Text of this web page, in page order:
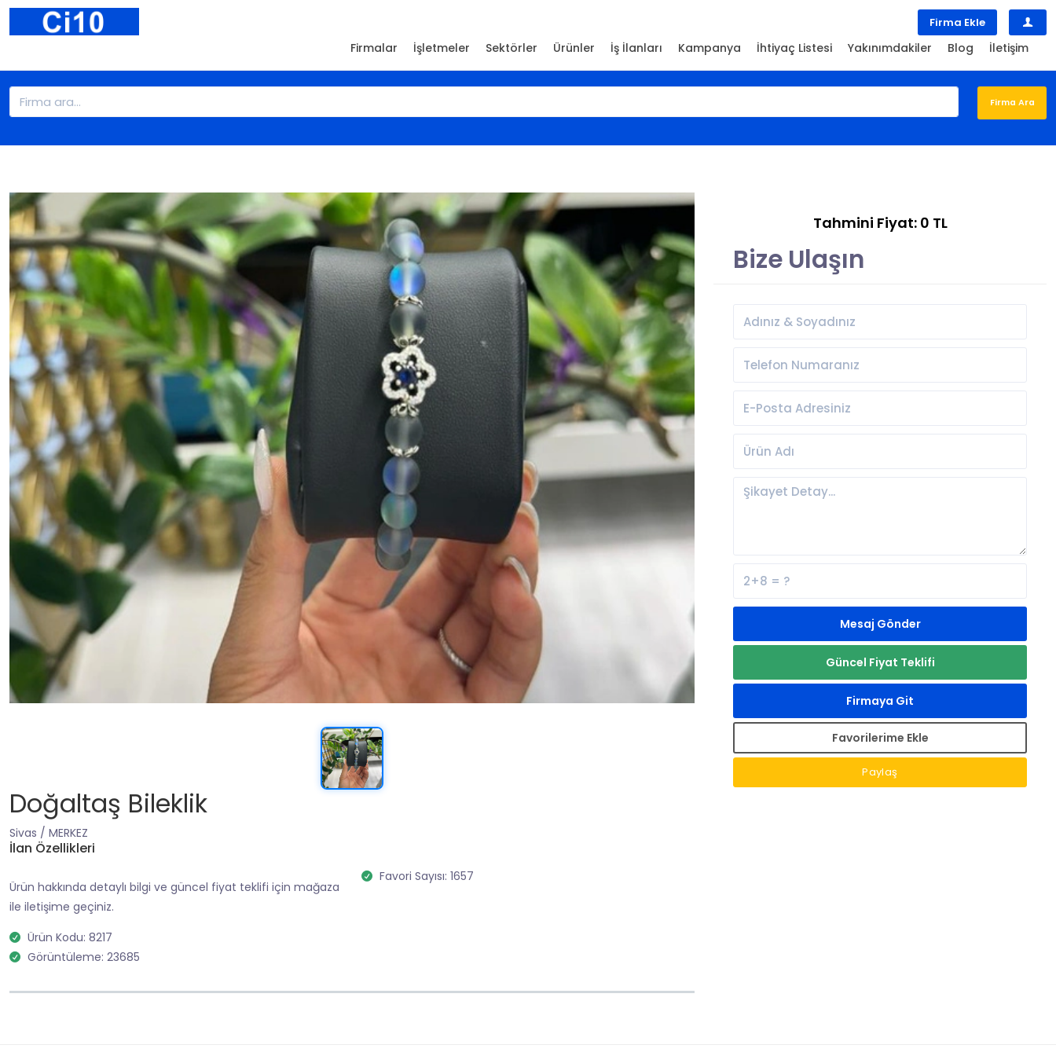
Firma Ekle
Firmalar İşletmeler Sektörler Ürünler İş İlanları Kampanya İhtiyaç Listesi Yakınımdakiler Blog İletişim
Doğaltaş Bileklik
Sivas / MERKEZ
İlan Özellikleri
Ürün hakkında detaylı bilgi ve güncel fiyat teklifi için mağaza
ile iletişime geçiniz.
Ürün Kodu: 8217
Görüntüleme: 23685
Favori Sayısı: 1657
Tahmini Fiyat: 0 TL
Bize Ulaşın
Mesaj Gönder
Güncel Fiyat Teklifi
Firmaya Git
Favorilerime Ekle
Paylaş